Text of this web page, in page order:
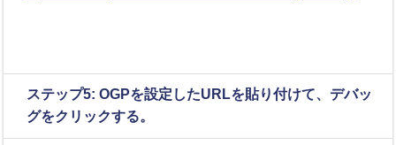
ステップ5:OGPを設定したURLを貼り付けて、デバッ
グをクリックする。